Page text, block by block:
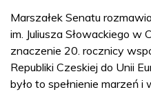
Marszałek Senatu
im. Juliusza Słowackiego w
znaczenie 20. rocznicy
Republiki Czeskiej do Unii
było to spełnienie marzeń i